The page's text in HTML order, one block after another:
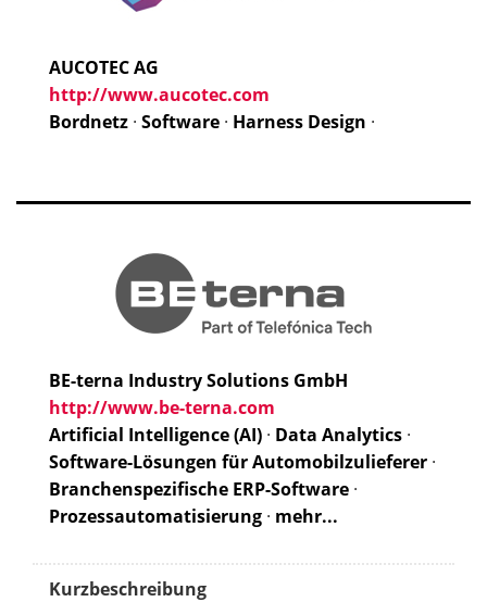
AUCOTEC AG
http://www.aucotec.com
Bordnetz · Software · Harness Design ·
BE-terna Industry Solutions GmbH
http://www.be-terna.com
Artificial Intelligence (AI) · Data Analytics ·
Software-Lösungen für Automobilzulieferer ·
Branchenspezifische ERP-Software ·
Prozessautomatisierung · mehr...
Kurzbeschreibung